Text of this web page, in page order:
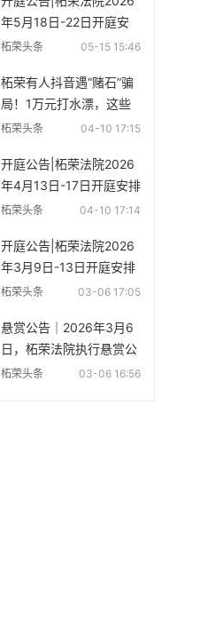
年5月18日-22日开庭安
排速览
柘荣头条 05-15 15:46
柘荣有人抖音遇“赌石”骗
局！1万元打水漂，这些
套路一定要警惕
柘荣头条 04-10 17:15
开庭公告|柘荣法院2026
年4月13日-17日开庭安排
速览
柘荣头条 04-10 17:14
开庭公告|柘荣法院2026
年3月9日-13日开庭安排
速览
柘荣头条 03-06 17:05
悬赏公告｜2026年3月6
日，柘荣法院执行悬赏公
告
柘荣头条 03-06 16:56